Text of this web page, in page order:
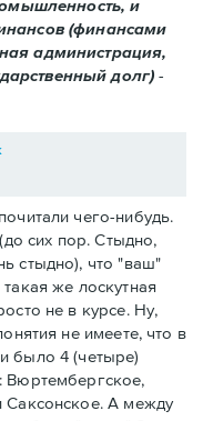
и
(финансами
администрация,
долг)-
чего-нибудь.
сих пор. Стыдно,
стыдно), что "ваш"
же лоскутная
не в курсе. Ну,
не имеете, что в
было 4 (четыре)
Вюртембергское,
Саксонское. А между